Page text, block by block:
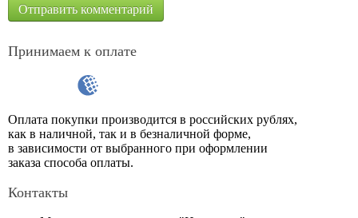
Принимаем к оплате
Оплата покупки производится в российских рублях,
как в наличной, так и в безналичной форме,
в зависимости от выбранного при оформлении
заказа способа оплаты.
Контакты